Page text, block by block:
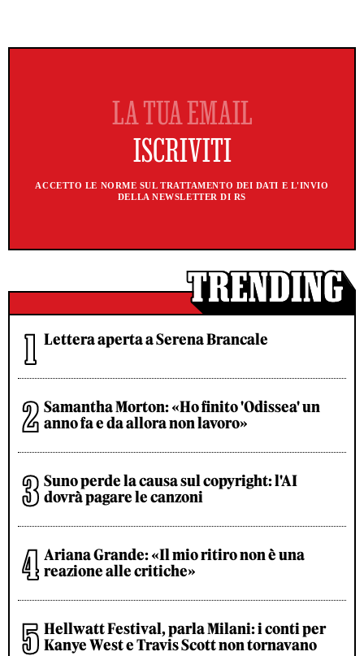
ACCETTO LE NORME SUL TRATTAMENTO DEI DATI E L'INVIO
DELLA NEWSLETTER DI RS
Lettera aperta a Serena Brancale
Samantha Morton: «Ho finito 'Odissea' un
anno fa e da allora non lavoro»
Suno perde la causa sul copyright: l'AI
dovrà pagare le canzoni
Ariana Grande: «Il mio ritiro non è una
reazione alle critiche»
Hellwatt Festival, parla Milani: i conti per
Kanye West e Travis Scott non tornavano